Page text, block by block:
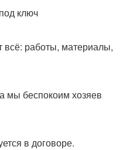
ключ
всё: работы, материалы,
мы беспокоим хозяев
в договоре.